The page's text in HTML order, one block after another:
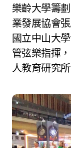
樂齡大學籌
業發展協會
國立中山大
管弦樂指揮
人教育研究